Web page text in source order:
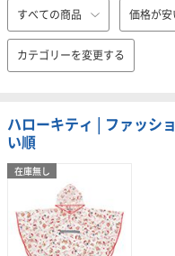
すべての商品 価格が安
カテゴリーを変更する
ハローキティ | ファッシ
い順
在庫無し